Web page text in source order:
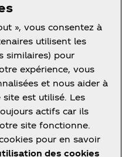
et des
des produits et
groupe The Coca‑Cola
», vous consentez à
utilisent les
similaires) pour
expérience, vous
et nous aider à
est utilisé. Les
actifs car ils
site fonctionne.
pour en savoir
des cookies